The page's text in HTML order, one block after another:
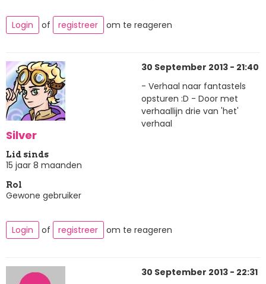
Login of registreer om te reageren
Silver
Lid sinds
15 jaar 8 maanden
Rol
Gewone gebruiker
30 September 2013 - 21:40
- Verhaal naar fantastels
opsturen :D - Door met
verhaallijn drie van 'het'
verhaal
Login of registreer om te reageren
30 September 2013 - 22:31